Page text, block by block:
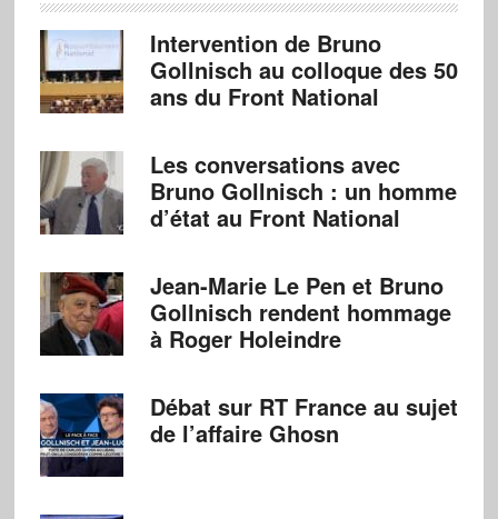
Intervention de Bruno
Gollnisch au colloque des 50
ans du Front National
Les conversations avec
Bruno Gollnisch : un homme
d’état au Front National
Jean-Marie Le Pen et Bruno
Gollnisch rendent hommage
à Roger Holeindre
Débat sur RT France au sujet
de l’affaire Ghosn